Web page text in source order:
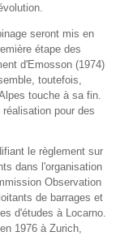
seront mis en
étape des
d'Emosson (1974)
toutefois,
touche à sa fin.
pour des
le règlement sur
dans l'organisation
Observation
de barrages et
d'études à Locarno.
1976 à Zurich,